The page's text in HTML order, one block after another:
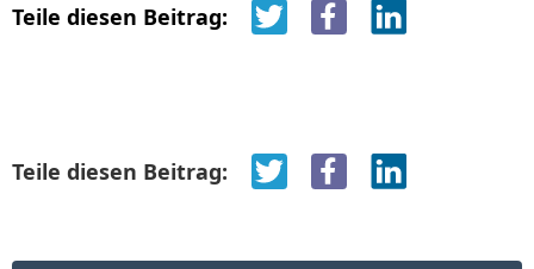
Teile diesen Beitrag:
Teile diesen Beitrag: